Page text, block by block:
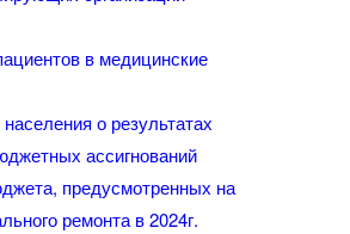
в медицинские
о результатах
ассигнований
предусмотренных на
ремонта в 2024г.